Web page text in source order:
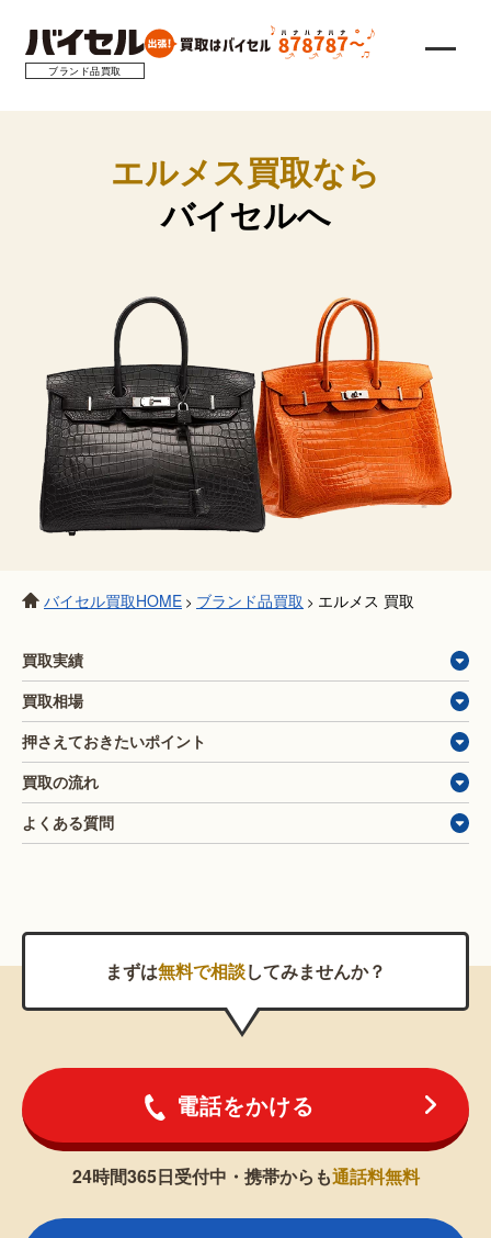
ブランド品買取
エルメス買取なら
バイセルへ
バイセル買取HOME > ブランド品買取 > エルメス 買取
買取実績
買取相場
押さえておきたいポイント
買取の流れ
よくある質問
まずは無料で相談してみませんか？
電話をかける
24時間365日受付中・携帯からも通話料無料